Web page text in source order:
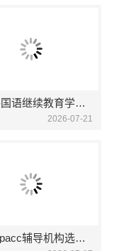
大连外国语继续教育学院有哪些专业资讯推荐
2026-07-21
大连mpacc辅导机构选谁家 社科赛斯会计专硕考研助你考研成功